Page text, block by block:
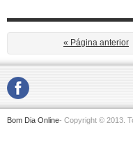
« Página anterior
Bom Dia Online- Copyright © 2013.